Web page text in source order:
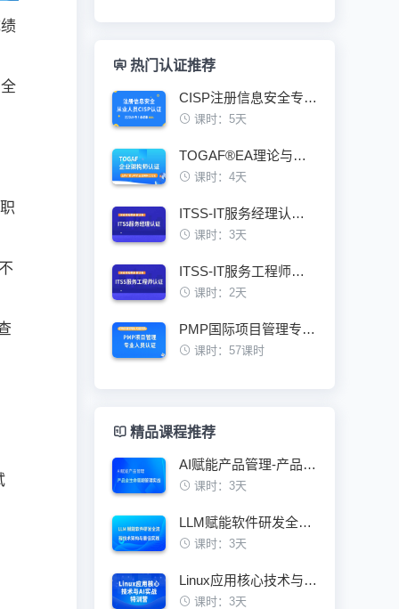
热门认证推荐
CISP注册信息安全专业人员认证培训班
课时：5天
TOGAF®EA理论与实践鉴定级认证培训班
课时：4天
ITSS-IT服务经理认证培训班
课时：3天
ITSS-IT服务工程师认证培训班
课时：2天
PMP国际项目管理专业人员资格认证培训班
课时：57课时
精品课程推荐
AI赋能产品管理-产品全生命周期管理实战
课时：3天
LLM赋能软件研发全流程技术架构与最佳实践
课时：3天
Linux应用核心技术与AI实战特训营
课时：3天